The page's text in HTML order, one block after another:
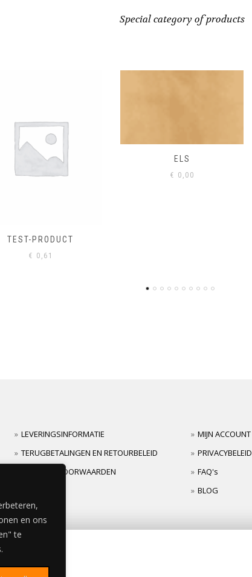
en ons
te
Special category of products
ELS
€0,00
EIK
€ 0,00
LEVERINGSINFORMATIE
TERUGBETALINGEN EN RETOURBELEID
GARANTIEVOORWAARDEN
MIJN ACCOUNT
PRIVACYBELEID
FAQ's
BLOG